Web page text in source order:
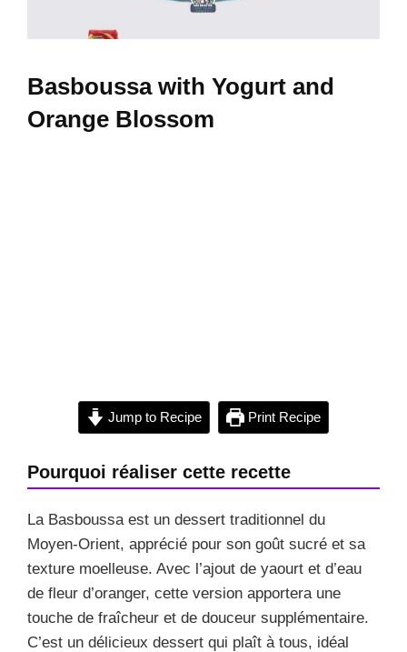
Basboussa with Yogurt and
Orange Blossom
Jump to Recipe Print Recipe
Pourquoi réaliser cette recette
La Basboussa est un dessert traditionnel du
Moyen-Orient, apprécié pour son goût sucré et sa
texture moelleuse. Avec l’ajout de yaourt et d’eau
de fleur d’oranger, cette version apportera une
touche de fraîcheur et de douceur supplémentaire.
C’est un délicieux dessert qui plaît à tous, idéal